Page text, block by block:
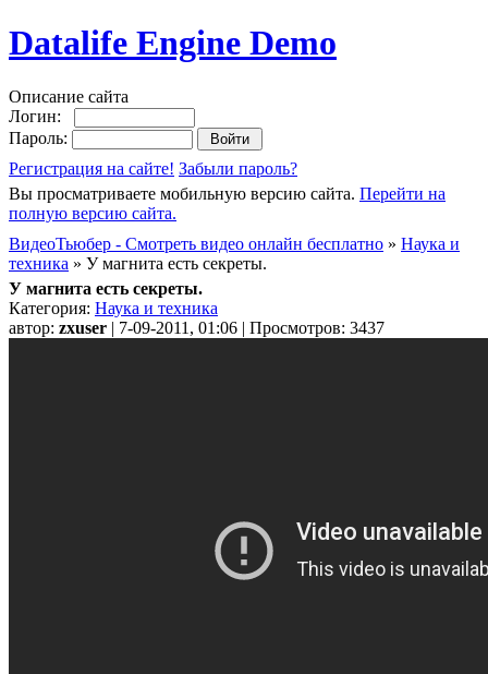
Datalife Engine Demo
Описание сайта
Логин:
Пароль:
Регистрация на сайте! Забыли пароль?
Вы просматриваете мобильную версию сайта. Перейти на
полную версию сайта.
ВидеоТьюбер - Смотреть видео онлайн бесплатно » Наука и
техника » У магнита есть секреты.
У магнита есть секреты.
Категория: Наука и техника
автор: zxuser | 7-09-2011, 01:06 | Просмотров: 3437